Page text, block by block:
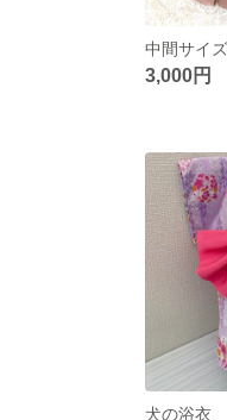
3,000円